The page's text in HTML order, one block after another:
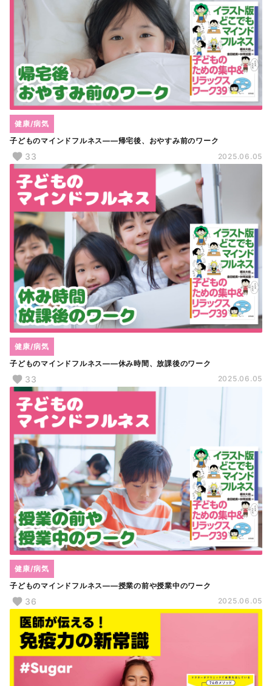
子どものマインドフルネス――帰宅後、おやすみ前のワーク
健康/病気
33 2025.06.05
子どものマインドフルネス――休み時間、放課後のワーク
健康/病気
33 2025.06.05
子どものマインドフルネス――授業の前や授業中のワーク
健康/病気
36 2025.06.05